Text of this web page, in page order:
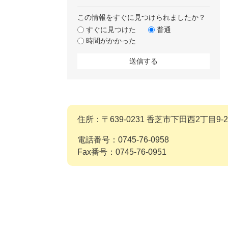
この情報をすぐに見つけられましたか？
すぐに見つけた
普通
時間がかかった
住所：〒639-0231 香芝市下田西2丁目9-
電話番号：0745-76-0958
Fax番号：0745-76-0951